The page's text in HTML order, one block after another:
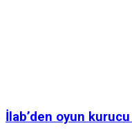
İlab’den oyun